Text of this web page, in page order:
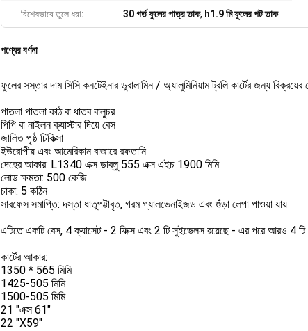
বিশেষভাবে তুলে ধরা: 30 গর্ত ফুলের পাত্র তাক, h1.9 মি ফুলের পট তাক
পণ্যের বর্ণনা
ফুলের সস্তার দাম সিসি কনটেইনার ডুরালামিন / অ্যালুমিনিয়াম ট্রলি কার্টের জন্য বিক্রয়ের
পাতলা পাতলা কাঠ বা ধাতব বালুচর
পিপি বা নাইলন ক্যাস্টার দিয়ে বেস
জালিত পৃষ্ঠ চিকিত্সা
ইউরোপীয় এবং আমেরিকান বাজারে রফতানি
দেহের আকার: L1340 এক্স ডাব্লু 555 এক্স এইচ 1900 মিমি
লোড ক্ষমতা: 500 কেজি
চাকা: 5 কঠিন
সারফেস সমাপ্তি: দস্তা ধাতুপট্টাবৃত, গরম গ্যালভেনাইজড এবং গুঁড়া লেপা পাওয়া যায়
এটিতে একটি বেস, 4 ক্যাসেট - 2 ফিক্স এবং 2 টি সুইভেলস রয়েছে - এর পরে আরও 4 টি
কার্টের আকার:
1350 * 565 মিমি
1425-505 মিমি
1500-505 মিমি
21 "এক্স 61"
22 "X59"